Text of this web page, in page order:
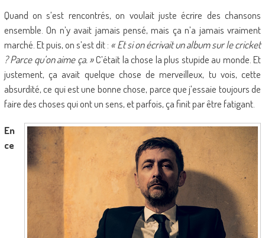
Quand on s’est rencontrés, on voulait juste écrire des chansons
ensemble. On n’y avait jamais pensé, mais ça n’a jamais vraiment
marché. Et puis, on s’est dit : « Et si on écrivait un album sur le cricket
? Parce qu’on aime ça. »C’était la chose la plus stupide au monde. Et
justement, ça avait quelque chose de merveilleux, tu vois, cette
absurdité, ce qui est une bonne chose, parce que j’essaie toujours de
faire des choses qui ont un sens, et parfois, ça finit par être fatigant.
En
ce